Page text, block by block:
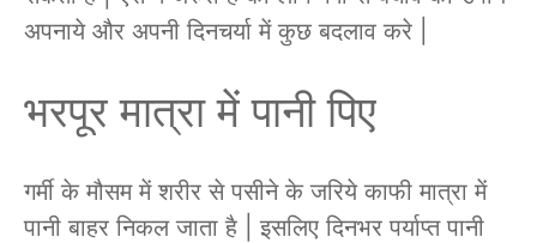
अपनाये और अपनी दिनचर्या में कुछ बदलाव करे |
भरपूर मात्रा में पानी पिए
गर्मी के मौसम में शरीर से पसीने के जरिये काफी मात्रा में
पानी बाहर निकल जाता है | इसलिए दिनभर पर्याप्त पानी